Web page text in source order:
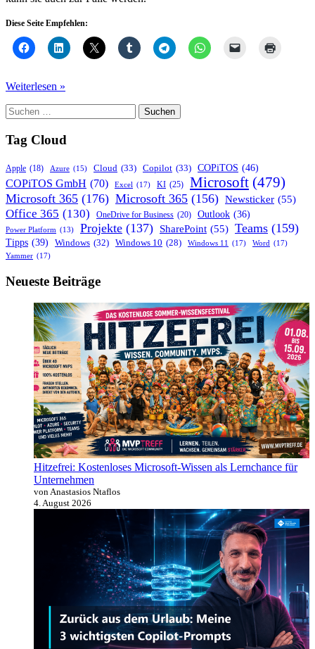
Diese Seite Empfehlen:
Vorsicht
dieser
SMS
Weiterlesen »
Suchen
nach:
Tag Cloud
Apple (18) Azure (15) Cloud (33) Copilot (33) COPiTOS (46)
COPiTOS GmbH (70) Excel (17) KI (25) Microsoft (479)
Microsoft 365 (176) Microsoft 365 (156) Newsticker (55)
Office 365 (130) OneDrive for Business (20) Outlook (36)
Power Platform (13) Projekte (137) SharePoint (55) Teams (159)
Tipps (39) Windows (32) Windows 10 (28) Windows 11 (17) Word (17)
Yammer (17)
Neueste Beiträge
Hitzefrei: Kostenloses Microsoft-Wissen als Lernchance für
Unternehmen
von Anastasios Ntaflos
4. August 2026